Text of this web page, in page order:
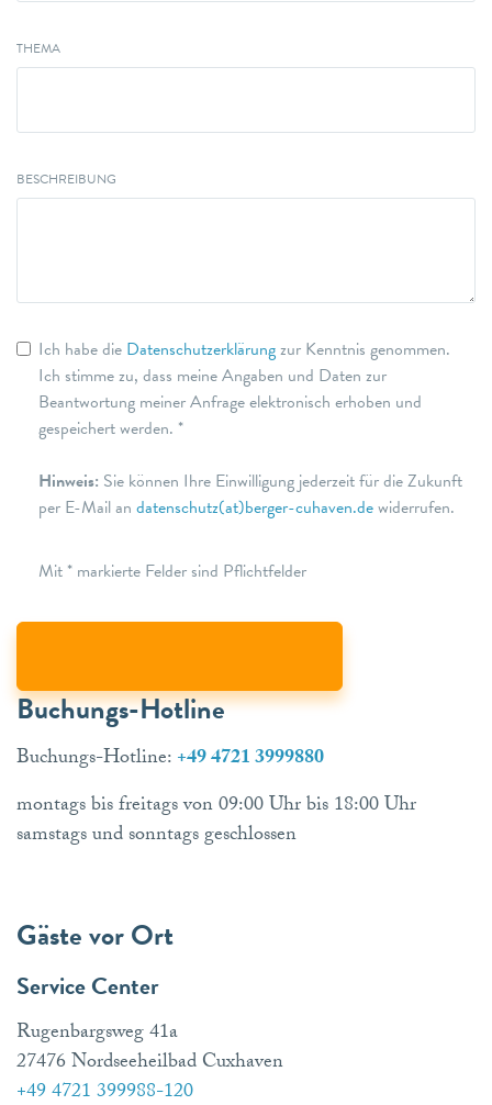
THEMA
BESCHREIBUNG
Ich habe die Datenschutzerklärungzur Kenntnis genommen.
Ich stimme zu, dass meine Angaben und Daten zur
Beantwortung meiner Anfrage elektronisch erhoben und
gespeichert werden. *
Hinweis: Sie können Ihre Einwilligung jederzeit für die Zukunft
per E-Mail an datenschutz(at)berger-cuhaven.dewiderrufen.
Mit * markierte Felder sind Pflichtfelder
Buchungs-Hotline
Buchungs-Hotline:+49 4721 3999880
montags bis freitags von 09:00 Uhr bis 18:00 Uhr
samstags und sonntags geschlossen
Gäste vor Ort
Service Center
Rugenbargsweg 41a
27476 Nordseeheilbad Cuxhaven
+49 4721 399988-120